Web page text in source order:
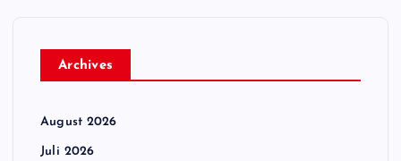
Archives
August 2026
Juli 2026